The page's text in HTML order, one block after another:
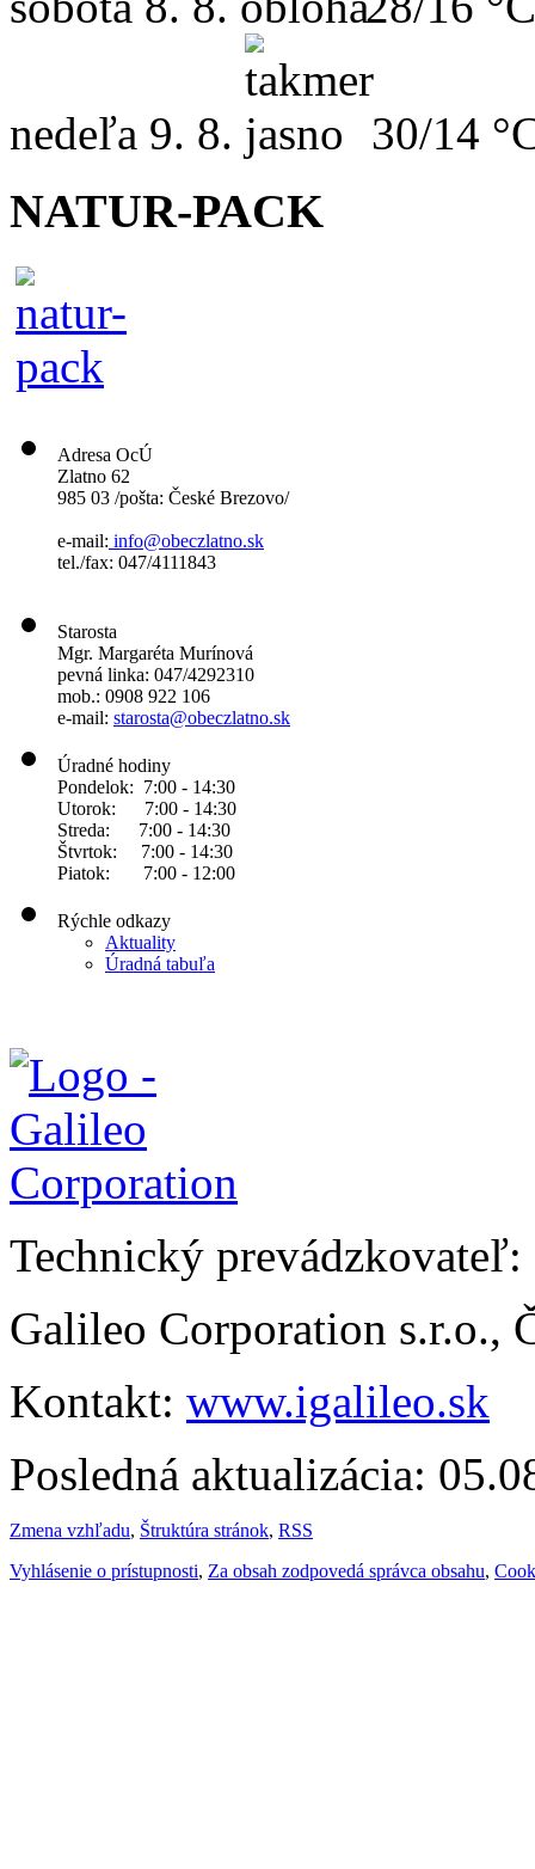
nedeľa 9. 8. 30/14
NATUR-PACK
Adresa OcÚ
Zlatno 62
985 03 /pošta: České Brezovo/
e-mail: info@obeczlatno.sk
tel./fax: 047/4111843
Starosta
Mgr. Margaréta Murínová
pevná linka: 047/4292310
mob.: 0908 922 106
e-mail: starosta@obeczlatno.sk
Úradné hodiny
Pondelok: 7:00 - 14:30
Utorok: 7:00 - 14:30
Streda: 7:00 - 14:30
Štvrtok: 7:00 - 14:30
Piatok: 7:00 - 12:00
Rýchle odkazy
Aktuality
Úradná tabuľa
Technický prevádzkovateľ:
Galileo Corporation s.r.o.,
Kontakt: www.igalileo.sk
Posledná aktualizácia:
Zmena vzhľadu, Štruktúra stránok, RSS
Vyhlásenie o prístupnosti, Za obsah zodpovedá správca obsahu,